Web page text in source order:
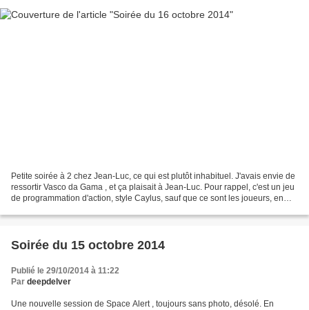
Petite soirée à 2 chez Jean-Luc, ce qui est plutôt inhabituel. J'avais envie de
ressortir Vasco da Gama , et ça plaisait à Jean-Luc. Pour rappel, c'est un jeu
de programmation d'action, style Caylus, sauf que ce sont les joueurs, en
Soirée du 15 octobre 2014
Publié le 29/10/2014 à 11:22
Par deepdelver
Une nouvelle session de Space Alert , toujours sans photo, désolé. En